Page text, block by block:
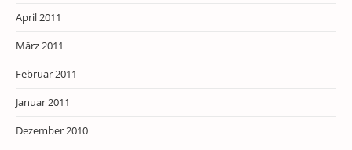
April 2011
März 2011
Februar 2011
Januar 2011
Dezember 2010